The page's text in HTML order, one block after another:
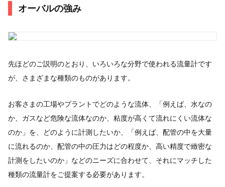
オーバルの強み
先ほどのご説明のとおり、いろいろな分野で使われる流量計です
が、さまざまな種類のものがあります。
お客さまの工場やプラントでどのような流体、「例えば、水なの
か、ガスなど危険な流体なのか、粘度が高くて流れにくい流体な
のか」を、どのように計測したいか、「例えば、配管の中を大量
に流れるのか、配管の中の圧力はどの程度か、高い精度で緻密な
計測をしたいのか」などのニーズに合わせて、それにマッチした
種類の流量計をご提案する必要があります。